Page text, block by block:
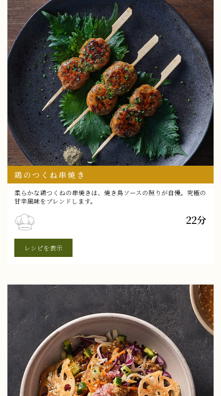
鶏のつくね串焼き
柔らかな鶏つくねの串焼きは、焼き鳥ソースの照りが自慢。究極の
甘辛風味をブレンドします。
22分
レシピを表示